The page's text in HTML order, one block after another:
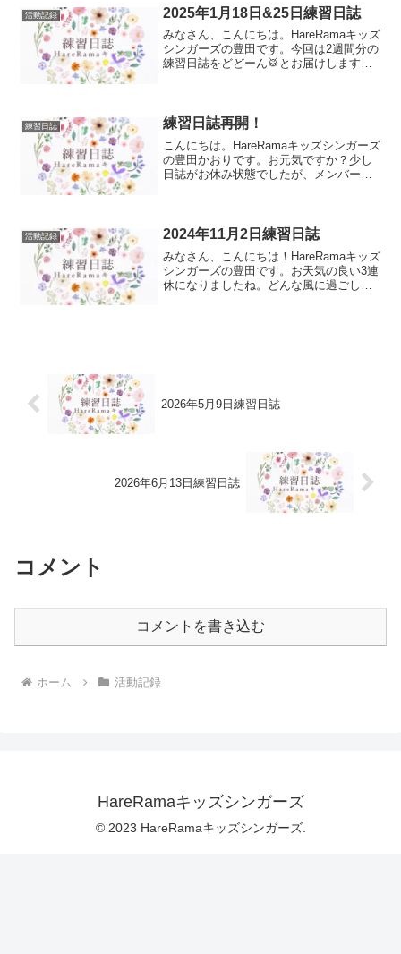
め、いつもとは違う午前中の練習でし
た。これまでは歌...
活動記録 2025年1月18日&25日練習日誌
みなさん、こんにちは。HareRamaキッズ
シンガーズの豊田です。今回は2週間分の
練習日誌をどどーん🥁とお届けします。
台に参加...
練習日誌 練習日誌再開！
こんにちは。HareRamaキッズシンガーズ
の豊田かおりです。お元気ですか？少し
日誌がお休み状態でしたが、メンバーは
て、高校生...
活動記録 2024年11月2日練習日誌
みなさん、こんにちは！HareRamaキッズ
シンガーズの豊田です。お天気の良い3連
休になりましたね。どんな風に過ごして
2026年5月9日練習日誌
2026年6月13日練習日誌
コメント
コメントを書き込む
ホーム 活動記録
HareRamaキッズシンガーズ
© 2023 HareRamaキッズシンガーズ.